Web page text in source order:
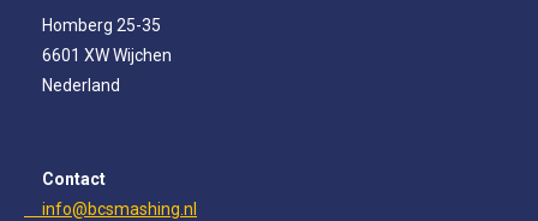
o
k
r
a
m
I
n
Homberg 25-35
6601 XW Wijchen
Nederland
Contact
info@bcsmashing.nl